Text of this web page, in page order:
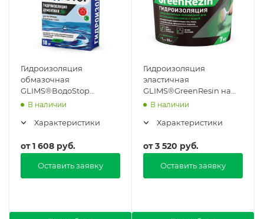
Гидроизоляция
обмазочная
GLIMS®ВодоStop
цементная в Москве
В наличии
Характеристики
от1 608 руб.
Оставить заявку
Гидроизоляция
эластичная
GLIMS®GreenResin на
водной основе в Москве
В наличии
Характеристики
от3 520 руб.
Оставить заявку